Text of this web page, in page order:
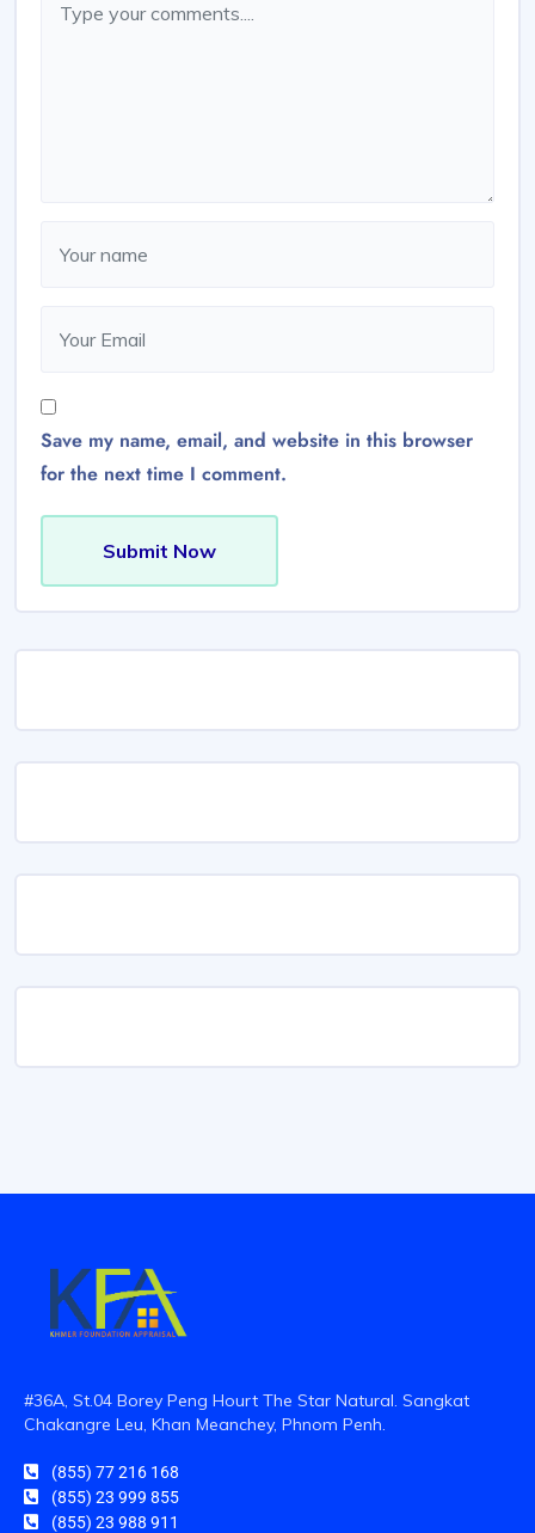
Save my name, email, and website in this browser
for the next time I comment.
Submit Now
#36A, St.04 Borey Peng Hourt The Star Natural. Sangkat
Chakangre Leu, Khan Meanchey, Phnom Penh.
(855) 77 216 168
(855) 23 999 855
(855) 23 988 911